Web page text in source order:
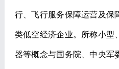
行、飞行服务保障运营及保
类低空经济企业。所称小型
器等概念与国务院、中央军